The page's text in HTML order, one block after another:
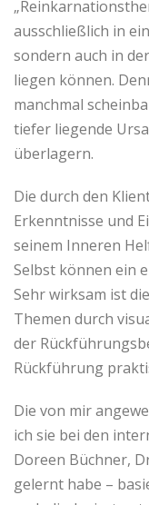
ausschließlich in
sondern auch in
liegen können.
manchmal
tiefer liegende
überlagern.
Die durch den
Erkenntnisse und
seinem Inneren
Selbst können ein
Sehr wirksam ist
Themen durch
der
Rückführung
Die von mir
ich sie bei den
Doreen Büchner,
gelernt habe –